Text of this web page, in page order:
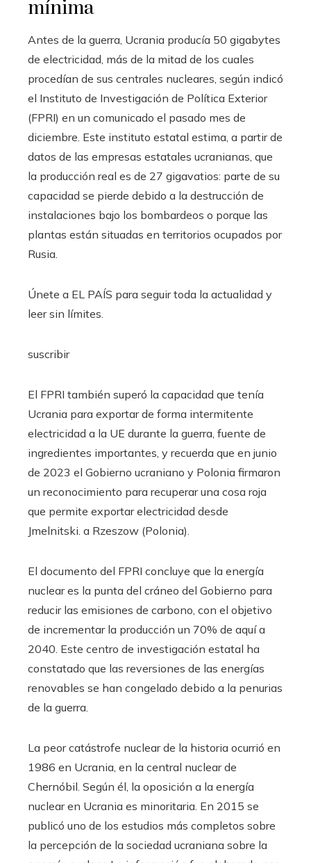
mínima
Antes de la guerra, Ucrania producía 50 gigabytes
de electricidad, más de la mitad de los cuales
procedían de sus centrales nucleares, según indicó
el Instituto de Investigación de Política Exterior
(FPRI) en un comunicado el pasado mes de
diciembre. Este instituto estatal estima, a partir de
datos de las empresas estatales ucranianas, que
la producción real es de 27 gigavatios: parte de su
capacidad se pierde debido a la destrucción de
instalaciones bajo los bombardeos o porque las
plantas están situadas en territorios ocupados por
Rusia.
Únete a EL PAÍS para seguir toda la actualidad y
leer sin límites.
suscribir
El FPRI también superó la capacidad que tenía
Ucrania para exportar de forma intermitente
electricidad a la UE durante la guerra, fuente de
ingredientes importantes, y recuerda que en junio
de 2023 el Gobierno ucraniano y Polonia firmaron
un reconocimiento para recuperar una cosa roja
que permite exportar electricidad desde
Jmelnitski. a Rzeszow (Polonia).
El documento del FPRI concluye que la energía
nuclear es la punta del cráneo del Gobierno para
reducir las emisiones de carbono, con el objetivo
de incrementar la producción un 70% de aquí a
2040. Este centro de investigación estatal ha
constatado que las reversiones de las energías
renovables se han congelado debido a la penurias
de la guerra.
La peor catástrofe nuclear de la historia ocurrió en
1986 en Ucrania, en la central nuclear de
Chernóbil. Según él, la oposición a la energía
nuclear en Ucrania es minoritaria. En 2015 se
publicó uno de los estudios más completos sobre
la percepción de la sociedad ucraniana sobre la